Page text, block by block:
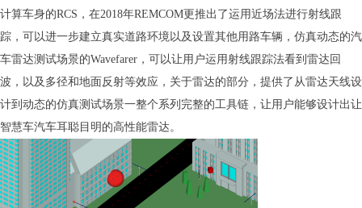
计算车身的RCS，在2018年REMCOM更推出了运用近场法进行射线跟
踪，可以进一步建立真实道路环境以及设置其他用路车辆，仿真动态的汽
车雷达测试场景的Wavefarer，可以让用户运用射线跟踪法看到雷达回
波，以及多径和地面反射等效应，关于雷达的部分，提供了从雷达天线设
计到动态的仿真测试场景一整个系列完整的工具链，让用户能够设计出让
智慧车汽车耳聪目明的高性能雷达。